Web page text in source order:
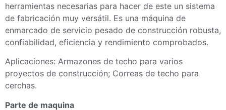
herramientas necesarias para hacer de este un sistema
de fabricación muy versátil. Es una máquina de
enmarcado de servicio pesado de construcción robusta,
confiabilidad, eficiencia y rendimiento comprobados.
Aplicaciones: Armazones de techo para varios
proyectos de construcción; Correas de techo para
cerchas.
Parte de maquina